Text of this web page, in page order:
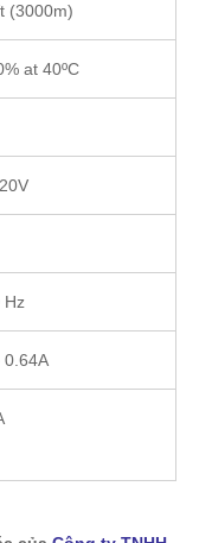
(3000m)
at 40ºC
Hz
0.64A